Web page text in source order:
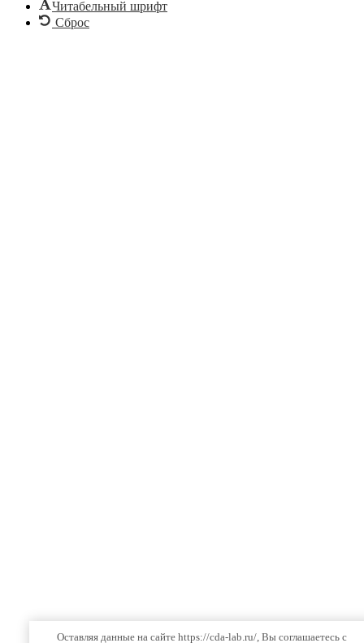
Читабельный шрифт
Сброс
Оставляя данные на сайте https://cda-lab.ru/, Вы соглашаетесь с